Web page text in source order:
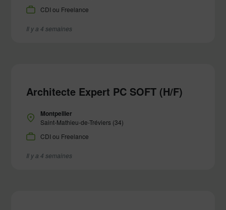
CDI ou Freelance
Il y a 4 semaines
Architecte Expert PC SOFT (H/F)
Montpellier
Saint-Mathieu-de-Tréviers (34)
CDI ou Freelance
Il y a 4 semaines